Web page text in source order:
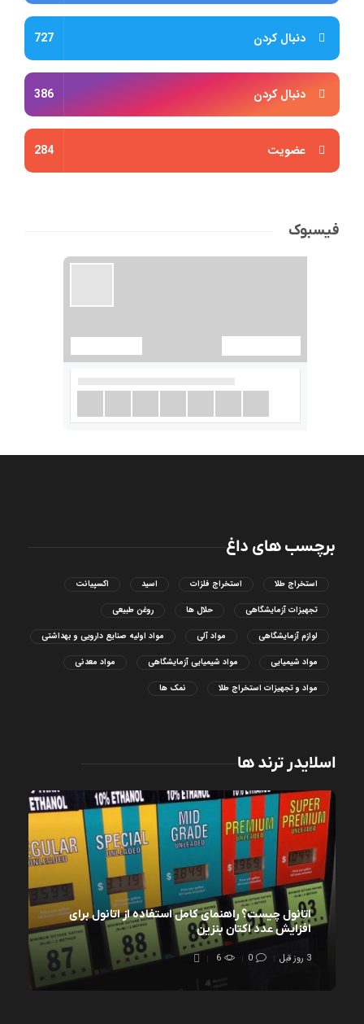
دنبال کردن 727
دنبال کردن 386
عضویت 284
فیسبوک
برچسب های داغ
استخراج طلا استخراج فلزات اسید اکسپیانت
تجهیزات آزمایشگاهی حلال ها روغن طبیعی
لوازم آزمایشگاهی مواد آلی مواد اولیه صنایع دارویی و بهداشتی
مواد شیمیایی مواد شیمیایی آزمایشگاهی مواد معدنی
مواد و تجهیزات استخراج طلا نمک ها
اسلایدر ترند ها
اتانول چیست؟ راهنمای کامل استفاده از اتانول برای
افزایش عدد اکتان بنزین
3 روز قبل 0
6